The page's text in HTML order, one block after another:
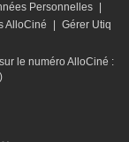
Personnelles
AlloCiné
Gérer Utiq
le numéro AlloCiné :